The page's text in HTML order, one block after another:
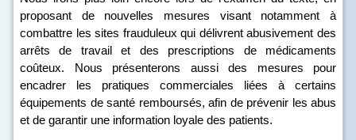
proposant de nouvelles mesures visant notamment à
combattre les sites frauduleux qui délivrent abusivement des
arrêts de travail et des prescriptions de médicaments
coûteux. Nous présenterons aussi des mesures pour
encadrer les pratiques commerciales liées à certains
équipements de santé remboursés, afin de prévenir les abus
et de garantir une information loyale des patients.